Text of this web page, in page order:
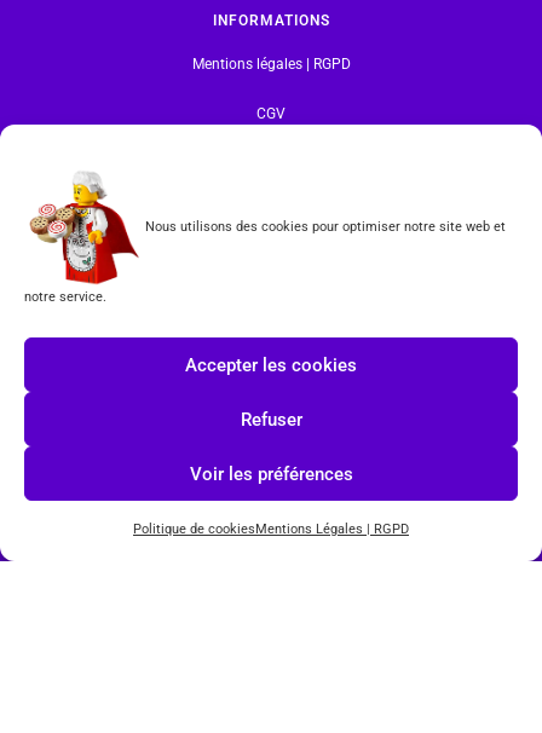
Nous utilisons des cookies pour optimiser notre site web et
notre service.
Accepter les cookies
Refuser
Voir les préférences
Politique de cookiesMentions Légales | RGPD
INFORMATIONS
Mentions légales | RGPD
CGV
Tous les produits vendus sur ce site sont fabriqués par LEGO exclusivement. LEGO® est une
marque déposée par The LEGO Group. Les propriétaires des marques respectives citées sur le site
en restent les propriétaires. Tous droits réservés.
J'accepte les conditions du